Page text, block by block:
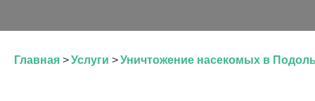
Главная >Услуги >Уничтожение насекомых в